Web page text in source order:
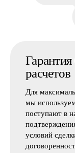
Гарантия
расчетов
Для
мы
поступают в
условий